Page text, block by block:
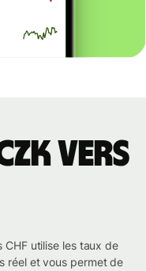
vers
utilise les taux de
réel et vous permet de